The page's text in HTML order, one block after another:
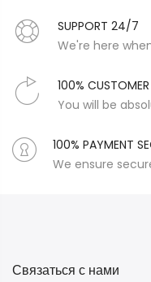
SUPPORT 24/7
We're here
100%
You will be
100% PAYMENT
We ensure
Связаться с нами